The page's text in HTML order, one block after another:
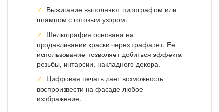
Выжигание выполняют пирографом или
штампом с готовым узором.
Шелкография основана на
продавливании краски через трафарет. Ее
использование позволяет добиться эффекта
резьбы, интарсии, накладного декора.
Цифровая печать дает возможность
воспроизвести на фасаде любое
изображение.